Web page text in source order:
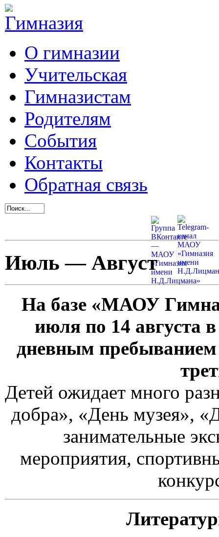
О гимназии
Учительская
Гимназистам
Родителям
События
Контакты
Обратная связь
Июль — Август
На базе «МАОУ
июля по 14 августа
дневным пребыванием
Детей ожидает много
добра», «День музея»,
занимательные
мероприятия,